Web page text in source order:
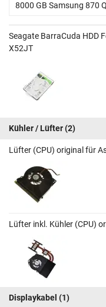
8000 GB Samsung 870
Seagate BarraCuda HDD
X52JT
Kühler / Lüfter(2)
Lüfter (CPU) original für
Lüfter inkl. Kühler (CPU)
Displaykabel (1)